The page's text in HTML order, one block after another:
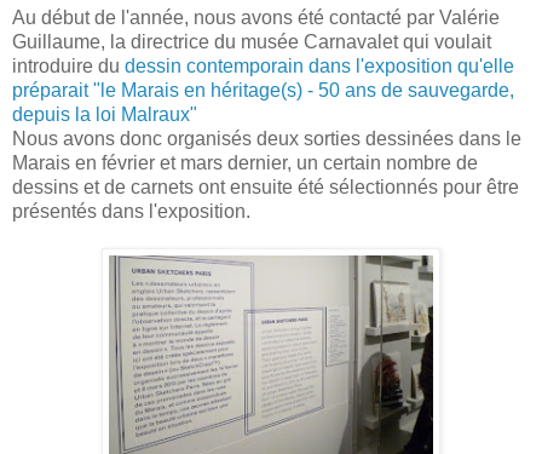
Au début de l'année, nous avons été contacté par Valérie
Guillaume, la directrice du musée Carnavalet qui voulait
introduire du dessin contemporain dans l'exposition qu'elle
préparait "le Marais en héritage(s) - 50 ans de sauvegarde,
depuis la loi Malraux"
Nous avons donc organisés deux sorties dessinées dans le
Marais en février et mars dernier, un certain nombre de
dessins et de carnets ont ensuite été sélectionnés pour être
présentés dans l'exposition.